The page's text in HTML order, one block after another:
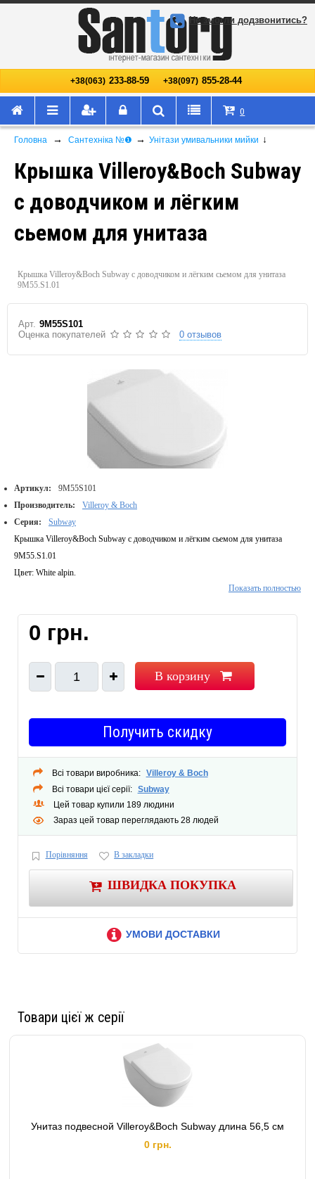
+38(063) 233-88-59 +38(097) 855-28-44
Не змогли додзвонитись?
0
Головна → Сантехніка №❶ → Унітази умивальники мийки ↓
Крышка Villeroy&Boch Subway
с доводчиком и лёгким
сьемом для унитаза
Крышка Villeroy&Boch Subway с доводчиком и лёгким сьемом для унитаза
9M55.S1.01
Арт. 9M55S101
Оценка покупателей
0 отзывов
Артикул:
9M55S101
Производитель:
Villeroy & Boch
Серия:
Subway
Крышка Villeroy&Boch Subway с доводчиком и лёгким сьемом для унитаза
9M55.S1.01
Цвет: White alpin.
Показать полностью
0 грн.
1 В корзину
Получить скидку
Всі товари виробника: Villeroy & Boch
Всі товари цієї серії: Subway
Цей товар купили 189 людини
Зараз цей товар переглядають 28 людей
Порівняння В закладки
ШВИДКА ПОКУПКА
УМОВИ ДОСТАВКИ
Товари цієї ж серії
Унитаз подвесной Villeroy&Boch Subway длина 56,5 см
0 грн.